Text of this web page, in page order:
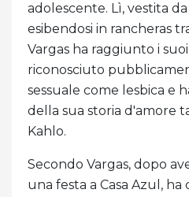
adolescente. Lì, vestita
esibendosi in rancheras
Vargas ha raggiunto i
riconosciuto
sessuale come lesbica e
della sua storia d'amore
Kahlo.
Secondo Vargas, dopo
una festa a Casa Azul,